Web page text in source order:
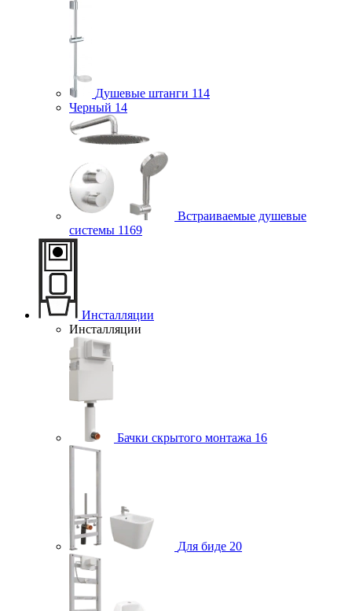
Душевые штанги 114
Черный 14
Встраиваемые душевые
системы 1169
Инсталляции
Инсталляции
Бачки скрытого монтажа 16
Для биде 20